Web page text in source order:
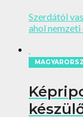
Szerdától
ahol nemzeti